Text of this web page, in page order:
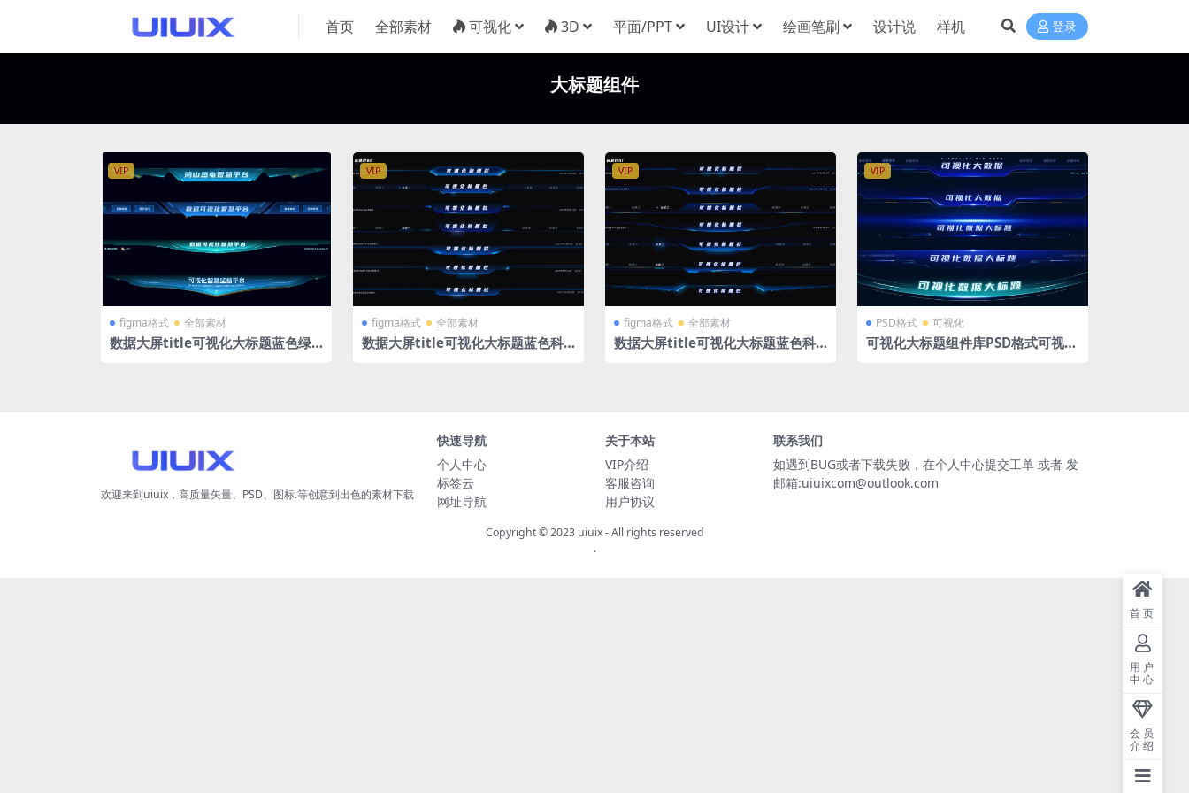
首页 全部素材 可视化 3D 平面/PPT UI设计 绘画笔刷 设计说 样机 登录
大标题组件
VIP
figma格式 全部素材
数据大屏title可视化大标题蓝色绿
VIP
figma格式 全部素材
数据大屏title可视化大标题蓝色科
VIP
figma格式 全部素材
数据大屏title可视化大标题蓝色科
VIP
PSD格式 可视化
可视化大标题组件库PSD格式可视化
欢迎来到uiuix，高质量矢量、PSD、图标.等创意到出色的素材下载
快速导航
个人中心
标签云
网址导航
关于本站
VIP介绍
客服咨询
用户协议
联系我们
如遇到BUG或者下载失败，在个人中心提交工单 或者 发
邮箱:uiuixcom@outlook.com
Copyright © 2023 uiuix- All rights reserved
.
首页
用户
中心
会员
介绍